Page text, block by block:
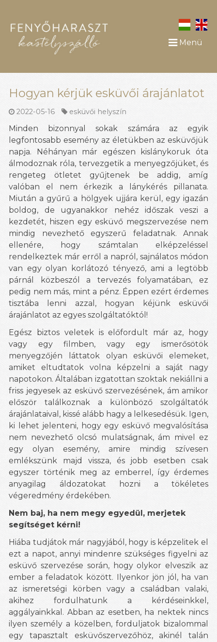
Menü
Hogyan kérjük esküvői árajánlatot
2022-05-16 esküvői helyszín
Minden bizonnyal sokak számára az egyik
legfontosabb esemény az életükben az esküvőjük
napja. Néhányan már egészen kislánykoruk óta
álmodoznak róla, tervezgetik a menyegzőjüket, és
rengeteg ötletet gyűjtenek be addig, amíg
valóban el nem érkezik a lánykérés pillanata.
Miután a gyűrű a hölgyek ujjára kerül, egy igazán
boldog, de ugyanakkor nehéz időszak veszi a
kezdetét, hiszen egy esküvő megszervezése nem
mindig nevezhető egyszerű feladatnak. Annak
ellenére, hogy számtalan elképzeléssel
rendelkeztek már erről a napról, sajnálatos módon
van egy olyan korlátozó tényező, ami a legtöbb
párnál közbeszól a tervezés folyamatában, ez
pedig nem más, mint a pénz. Éppen ezért érdemes
tisztába lenni azzal, hogyan kéjünk esküvői
árajánlatot az egyes szolgáltatóktól!
Egész biztos veletek is előfordult már az, hogy
vagy egy filmben, vagy egy ismerősötök
menyegzőjén láttatok olyan esküvői elemeket,
amiket eltudtatok volna képzelni a saját nagy
napotokon. Általában izgatottan szoktak nekiállni a
friss jegyesek az esküvő szervezésének, ám amikor
először találkoznak a különböző szolgáltatók
árajánlataival, kissé alább hagy a lelkesedésük. Igen,
ki lehet jelenteni, hogy egy esküvő megvalósítása
nem nevezhető olcsó mulatságnak, ám mivel ez
egy olyan esemény, amire mindig szívesen
emlékszünk majd vissza, és jobb esetben csak
egyszer történik meg az emberrel, így érdemes
anyagilag áldozatokat hozni a tökéletes
végeredmény érdekében.
Nem baj, ha nem megy egyedül, merjetek
segítséget kérni!
Hiába tudjátok már nagyjából, hogy is képzelitek el
ezt a napot, annyi mindenre szükséges figyelni az
esküvő szervezése során, hogy olykor elveszik az
ember a feladatok között. Ilyenkor jön jól, ha van
az ismeretségi körben vagy a családban valaki,
akihez fordulhatunk a kérdéseinkkel,
aggályainkkal. Abban az esetben, ha nektek nincs
ilyen személy a közelben, forduljatok bizalommal
egy tapasztalt esküvőszervezőhöz, akinél talán